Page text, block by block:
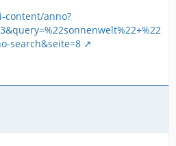
content/anno?
search&seite=8